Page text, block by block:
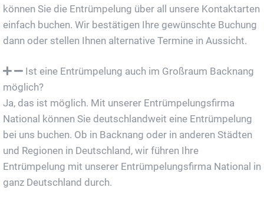
können Sie die Entrümpelung über all unsere Kontaktarten
einfach buchen. Wir bestätigen Ihre gewünschte Buchung
dann oder stellen Ihnen alternative Termine in Aussicht.
Ist eine Entrümpelung auch im Großraum Backnang
möglich?
Ja, das ist möglich. Mit unserer Entrümpelungsfirma
National können Sie deutschlandweit eine Entrümpelung
bei uns buchen. Ob in Backnang oder in anderen Städten
und Regionen in Deutschland, wir führen Ihre
Entrümpelung mit unserer Entrümpelungsfirma National in
ganz Deutschland durch.